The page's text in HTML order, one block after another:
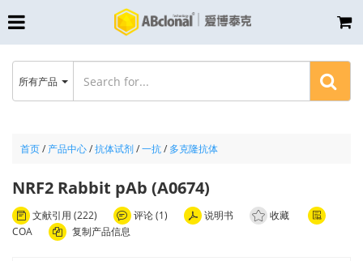
首页/ 产品中心/抗体试剂/一抗/ 多克隆抗体
NRF2 Rabbit pAb (A0674)
文献引用 (222) 评论 (1) 说明书
收藏
COA
复制产品信息
所有产品